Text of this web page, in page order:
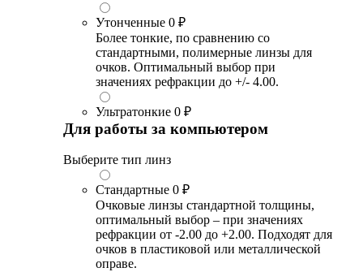
Утонченные 0 ₽
Более тонкие, по сравнению со
стандартными, полимерные линзы для
очков. Оптимальный выбор при
значениях рефракции до +/- 4.00.
Ультратонкие 0 ₽
Для работы за компьютером
Выберите тип линз
Стандартные 0 ₽
Очковые линзы стандартной толщины,
оптимальный выбор – при значениях
рефракции от -2.00 до +2.00. Подходят для
очков в пластиковой или металлической
оправе.